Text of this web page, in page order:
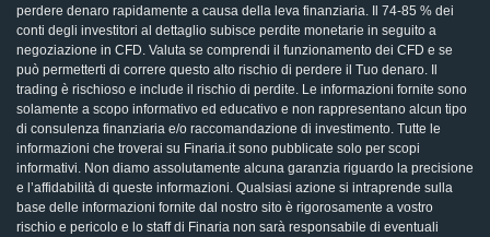
perdere denaro rapidamente a causa della leva finanziaria. Il 74-85 % dei
conti degli investitori al dettaglio subisce perdite monetarie in seguito a
negoziazione in CFD. Valuta se comprendi il funzionamento dei CFD e se
può permetterti di correre questo alto rischio di perdere il Tuo denaro. Il
trading è rischioso e include il rischio di perdite. Le informazioni fornite sono
solamente a scopo informativo ed educativo e non rappresentano alcun tipo
di consulenza finanziaria e/o raccomandazione di investimento. Tutte le
informazioni che troverai su Finaria.it sono pubblicate solo per scopi
informativi. Non diamo assolutamente alcuna garanzia riguardo la precisione
e l’affidabilità di queste informazioni. Qualsiasi azione si intraprende sulla
base delle informazioni fornite dal nostro sito è rigorosamente a vostro
rischio e pericolo e lo staff di Finaria non sarà responsabile di eventuali